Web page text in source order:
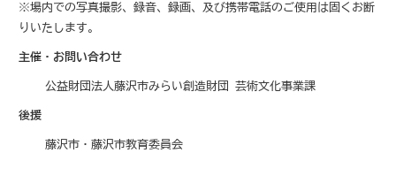
※場内での写真撮影、録音、録画、及び携帯電話のご使用は固くお断
りいたします。
主催・お問い合わせ
公益財団法人藤沢市みらい創造財団 芸術文化事業課
後援
藤沢市・藤沢市教育委員会